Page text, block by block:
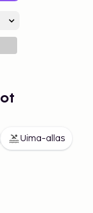
Uima-allas